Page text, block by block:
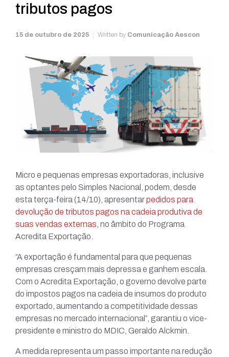
tributos pagos
15 de outubro de 2025 Written by Comunicação Aescon
Micro e pequenas empresas exportadoras, inclusive
as optantes pelo Simples Nacional, podem, desde
esta terça-feira (14/10), apresentarpedidos para
devolução de tributos pagos na cadeia produtiva de
suas vendas externas , no âmbito do Programa
Acredita Exportação.
“A exportação é fundamental para que pequenas
empresas cresçam mais depressa e ganhem escala.
Com o Acredita Exportação, o governo devolve parte
do impostos pagos na cadeia de insumos do produto
exportado, aumentando a competitividade dessas
empresas no mercado internacional”, garantiu o vice-
presidente e ministro do MDIC, Geraldo Alckmin.
A medida representa um passo importante na redução